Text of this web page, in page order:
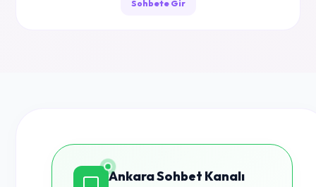
Sohbete Gir
Ankara Sohbet Kanalı